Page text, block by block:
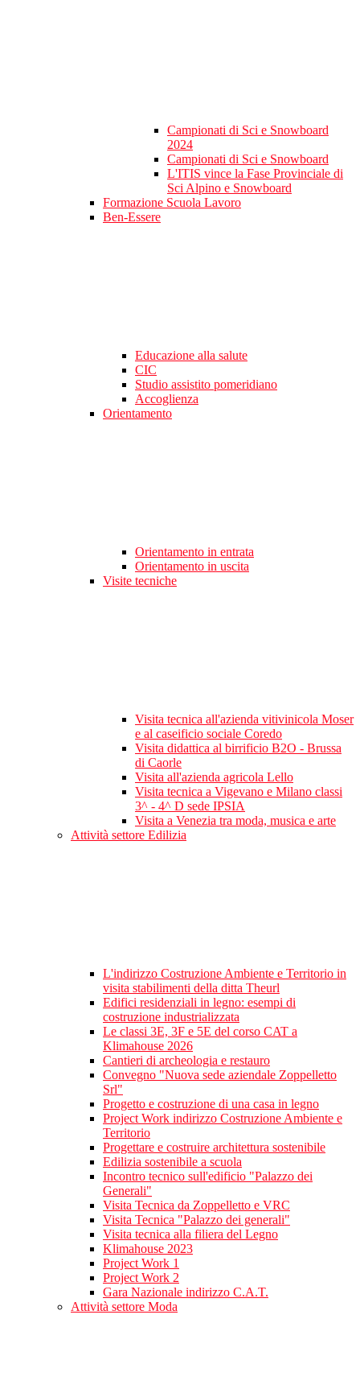
Campionati di Sci e Snowboard
2024
Campionati di Sci e Snowboard
L'ITIS vince la Fase Provinciale di
Sci Alpino e Snowboard
Formazione Scuola Lavoro
Ben-Essere
Educazione alla salute
CIC
Studio assistito pomeridiano
Accoglienza
Orientamento
Orientamento in entrata
Orientamento in uscita
Visite tecniche
Visita tecnica all'azienda vitivinicola Moser
e al caseificio sociale Coredo
Visita didattica al birrificio B2O - Brussa
di Caorle
Visita all'azienda agricola Lello
Visita tecnica a Vigevano e Milano classi
3^ - 4^ D sede IPSIA
Visita a Venezia tra moda, musica e arte
Attività settore Edilizia
L'indirizzo Costruzione Ambiente e Territorio in
visita stabilimenti della ditta Theurl
Edifici residenziali in legno: esempi di
costruzione industrializzata
Le classi 3E, 3F e 5E del corso CAT a
Klimahouse 2026
Cantieri di archeologia e restauro
Convegno "Nuova sede aziendale Zoppelletto
Srl"
Progetto e costruzione di una casa in legno
Project Work indirizzo Costruzione Ambiente e
Territorio
Progettare e costruire architettura sostenibile
Edilizia sostenibile a scuola
Incontro tecnico sull'edificio "Palazzo dei
Generali"
Visita Tecnica da Zoppelletto e VRC
Visita Tecnica "Palazzo dei generali"
Visita tecnica alla filiera del Legno
Klimahouse 2023
Project Work 1
Project Work 2
Gara Nazionale indirizzo C.A.T.
Attività settore Moda